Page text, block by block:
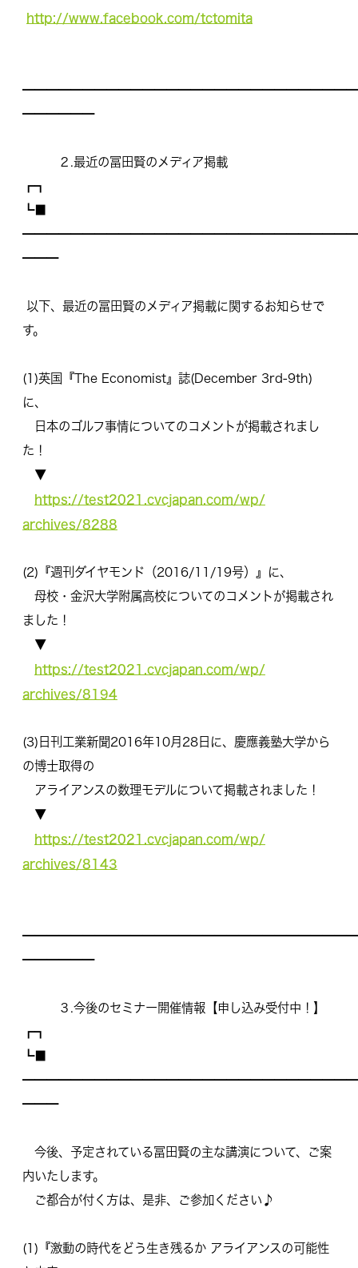
http://www.facebook.com/tctomita
━━━━━━
２.最近の冨田賢のメディア掲載
┏┓
┗■
━━━
以下、最近の冨田賢のメディア掲載に関するお知らせで
す。
(1)英国『The Economist』誌(December 3rd-9th)
に、
日本のゴルフ事情についてのコメントが掲載されまし
た！
▼
https://test2021.cvcjapan.com/wp/
archives/8288
(2)『週刊ダイヤモンド（2016/11/19号）』に、
母校・金沢大学附属高校についてのコメントが掲載され
ました！
▼
https://test2021.cvcjapan.com/wp/
archives/8194
(3)日刊工業新聞2016年10月28日に、 慶應義塾大学から
の博士取得の
アライアンスの数理モデルについて掲載されました！
▼
https://test2021.cvcjapan.com/wp/
archives/8143
━━━━━━
３.今後のセミナー開催情報【申し込み受付中！】
┏┓
┗■
━━━
今後、予定されている冨田賢の主な講演について、
ご案
内いたします。
ご都合が付く方は、是非、ご参加ください♪
(1)『激動の時代をどう生き残るか アライアンスの可能性